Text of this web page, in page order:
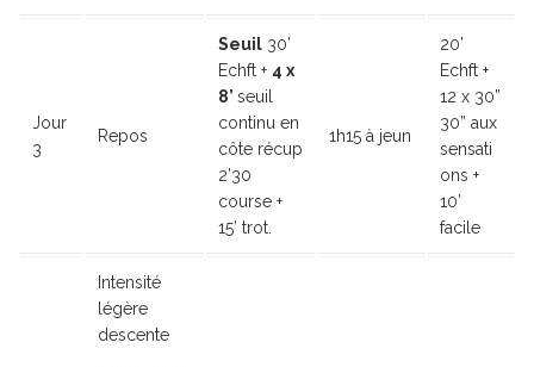
Jour
3
Repos
Seuil 30’
Echft + 4 x
8’ seuil
continu en
côte récup
2’30
course +
15’ trot.
1h15 à jeun
20’
Echft +
12 x 30”
30” aux
sensati
ons +
10’
facile
Intensité
légère
descente